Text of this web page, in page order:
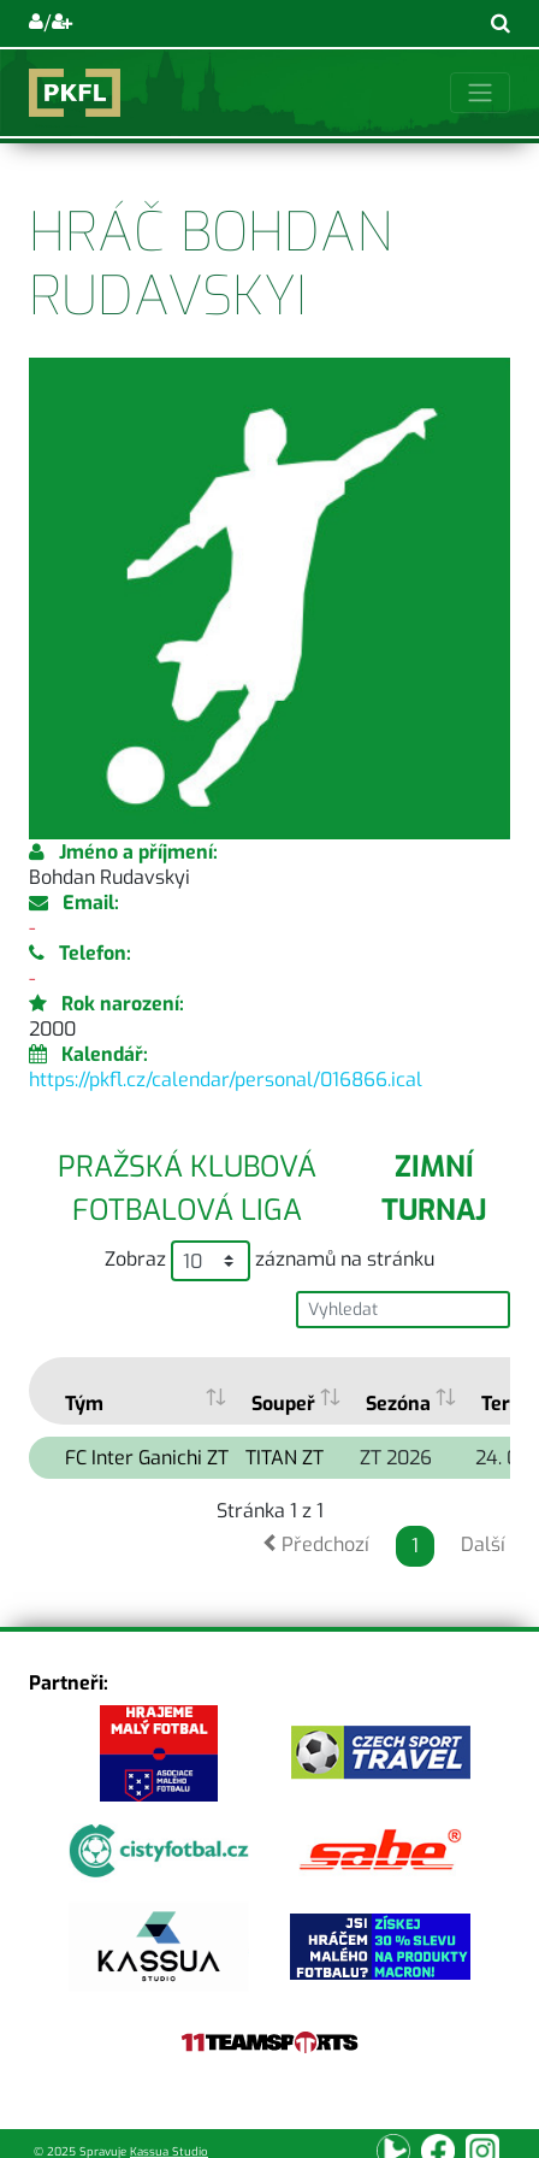
/
HRÁČ BOHDAN
RUDAVSKYI
Jméno a příjmení:
Bohdan Rudavskyi
Email:
-
Telefon:
-
Rok narození:
2000
Kalendář:
https://pkfl.cz/calendar/personal/016866.ical
PRAŽSKÁ KLUBOVÁ
FOTBALOVÁ LIGA
ZIMNÍ
TURNAJ
Zobraz záznamů na stránku
Tým Soupeř Sezóna
FC Inter Ganichi ZT TITAN ZT ZT 2026 24. 01.
Stránka 1 z 1
Předchozí
1 Další
Partneři:
© 2025 Spravuje Kassua Studio